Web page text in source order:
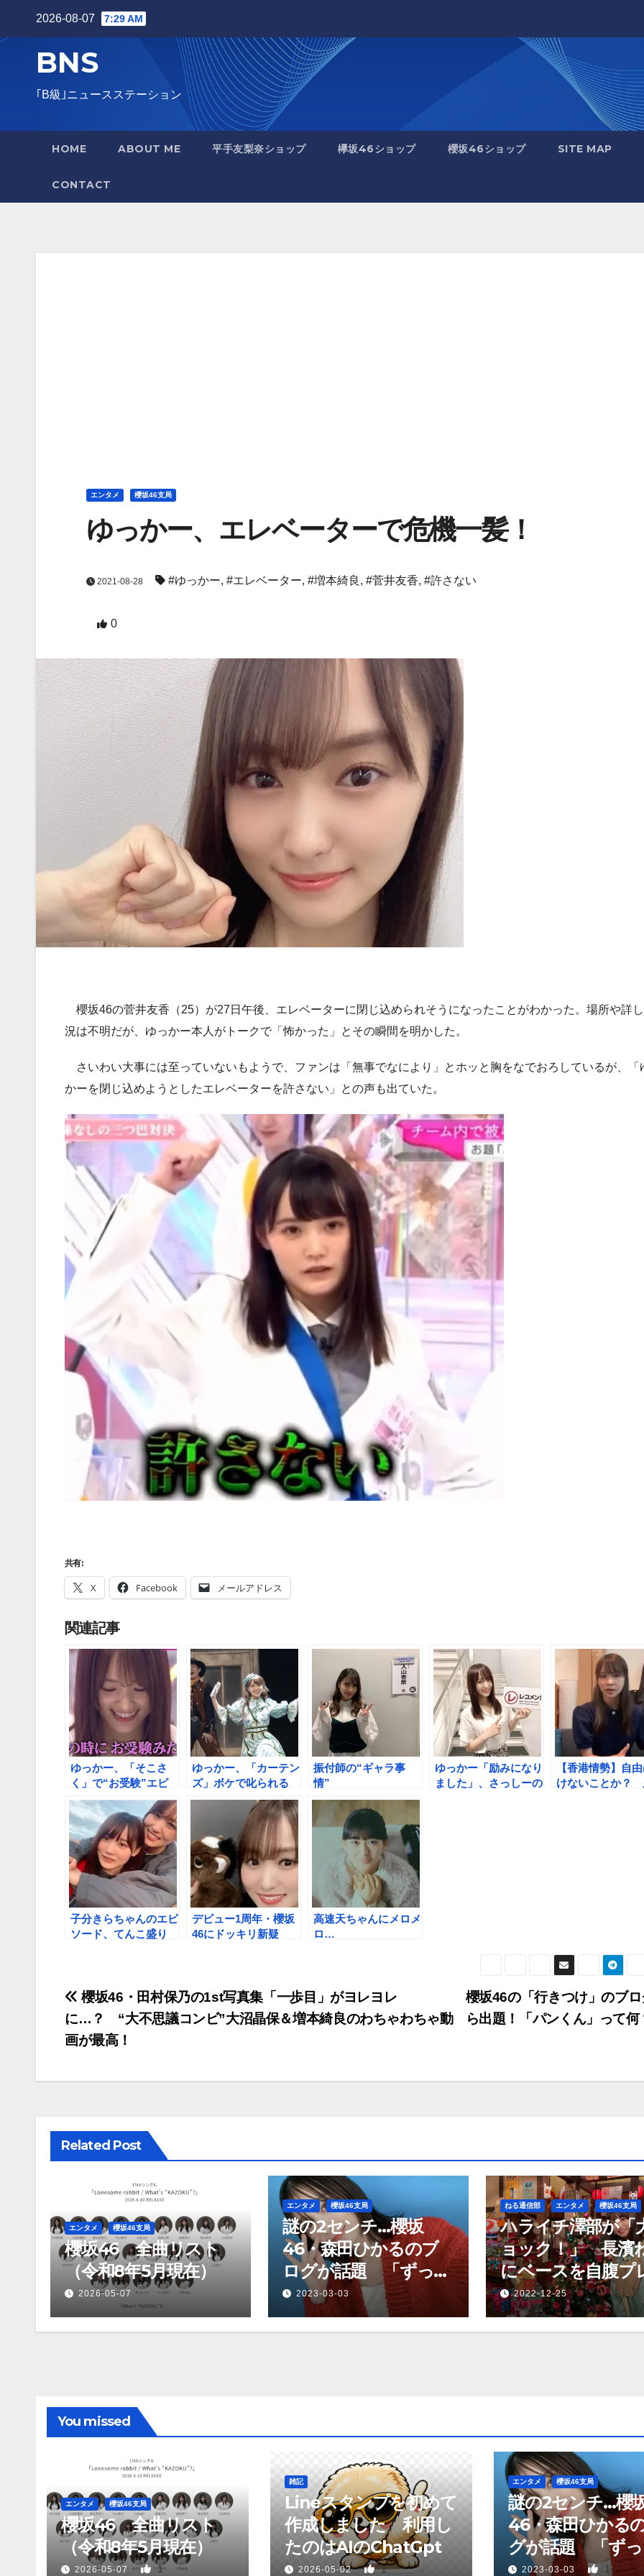
2026-08-07 7:29 AM
BNS
｢B級｣ニュースステーション
HOME ABOUT ME 平手友梨奈ショップ 欅坂46ショップ 櫻坂46ショップ SITE MAP
CONTACT
エンタメ 櫻坂46支局
ゆっかー、エレベーターで危機一髪！
2021-08-28 #ゆっかー, #エレベーター, #増本綺良 , #菅井友香, #許さない
0
櫻坂46の菅井友香（25）が27日午後、エレベーターに閉じ込められそうになったことがわかった。場所や詳
況は不明だが、ゆっかー本人がトークで「怖かった」とその瞬間を明かした。
さいわい大事には至っていないもようで、ファンは「無事でなにより」とホッと胸をなでおろしているが、「
かーを閉じ込めようとしたエレベーターを許さない」との声も出ていた。
共有:
X Facebook メールアドレス
関連記事
ゆっかー、「そこさ
く」で“お受験”エピ
ソード明かす 「すげ
え、さすが」「菅井さ
んだぞ」の声
ゆっかー、「カーテン
ズ」ボケで叱られる
「あなた、二期生じゃ
ないでしょ！」
振付師の“ギャラ事
情”
ゆっかー「励みになり
ました」、さっしーの
【香港情勢】自
けないことか？
子分きらちゃんのエピ
ソード、てんこ盛り
デビュー1周年・櫻坂
46にドッキリ新疑
が…」
高速天ちゃんにメロメ
ロ…
投
稿
ビ
ー
ン
櫻坂46の「行きつけ」のブ
ら出題！「パンくん」って何
櫻坂46・田村保乃の1st写真集「一歩目」がヨレヨレ
に…？ “大不思議コンビ”大沼晶保＆増本綺良のわちゃわちゃ動
画が最高！
Related Post
エンタメ 櫻坂46支局
櫻坂46 全曲リスト
（令和8年5月現在）
2026-05-07
エンタメ 櫻坂46支局
謎の2センチ…櫻坂
46・森田ひかるのブ
ログが話題 「ずっと
願っていた、あれ
か？」
2023-03-03
ねる通信部 エンタメ 櫻坂46支局
ハライチ澤部が「
ョック！」 長濱
にベースを自腹プ
ントするも…
2022-12-25
You missed
エンタメ 櫻坂46支局
櫻坂46 全曲リスト
（令和8年5月現在）
2026-05-07 1
雑記
Lineスタンプを初めて
作成しました 利用し
たのはAIのChatGpt
2026-05-02 1
エンタメ 櫻坂46支局
謎の2センチ…櫻
46・森田ひかる
グが話題 「ず
っていた、あれか
2023-03-03 1